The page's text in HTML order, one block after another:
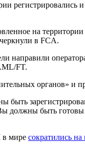
на
в FCA.
направили
FT.
органов» и
должны быть
в мире сократились на